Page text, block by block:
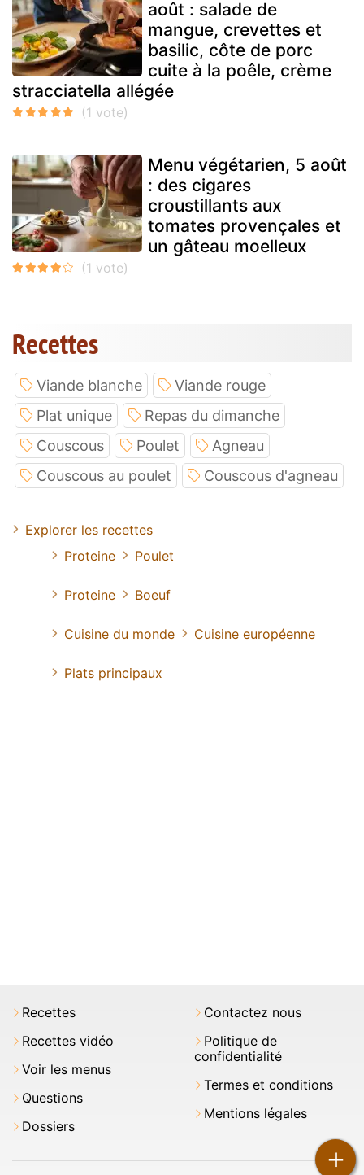
+
août : salade de
mangue, crevettes et
basilic, côte de porc
cuite à la poêle, crème
stracciatella allégée
Menu végétarien, 5 août
: des cigares
croustillants aux
tomates provençales et
un gâteau moelleux
Recettes
Viande blanche
Viande rouge
Plat unique
Repas du dimanche
Couscous
Poulet
Agneau
Couscous au poulet
Couscous d'agneau
Explorer les recettes
Proteine
Poulet
Proteine Boeuf
Cuisine du monde Cuisine européenne
Plats principaux
Recettes
Recettes vidéo
Voir les menus
Questions
Dossiers
Contactez nous
Politique de
confidentialité
Termes et conditions
Mentions légales